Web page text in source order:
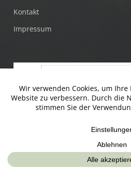
Kontakt
Impressum
© Jugendtankstelle &